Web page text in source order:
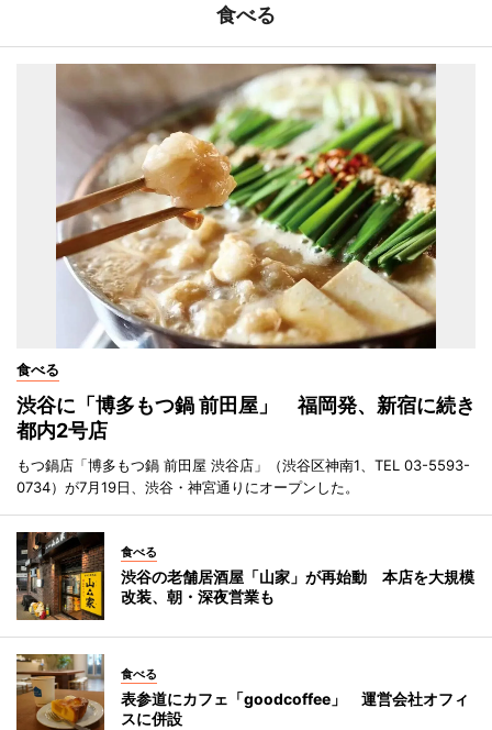
食べる
食べる
渋谷に「博多もつ鍋 前田屋」 福岡発、新宿に続き
都内2号店
もつ鍋店「博多もつ鍋 前田屋 渋谷店」（渋谷区神南1、TEL 03-5593-
0734）が7月19日、渋谷・神宮通りにオープンした。
食べる
渋谷の老舗居酒屋「山家」が再始動 本店を大規模
改装、朝・深夜営業も
食べる
表参道にカフェ「goodcoffee」 運営会社オフィ
スに併設